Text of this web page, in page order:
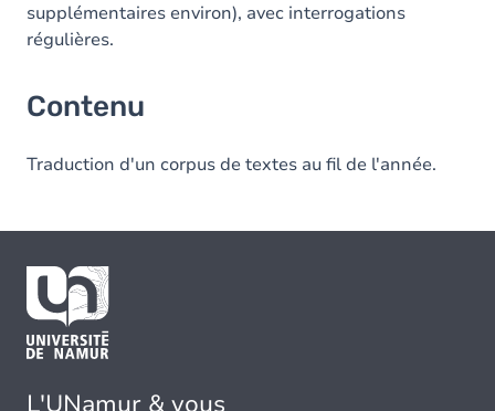
supplémentaires environ), avec interrogations
régulières.
Contenu
Traduction d'un corpus de textes au fil de l'année.